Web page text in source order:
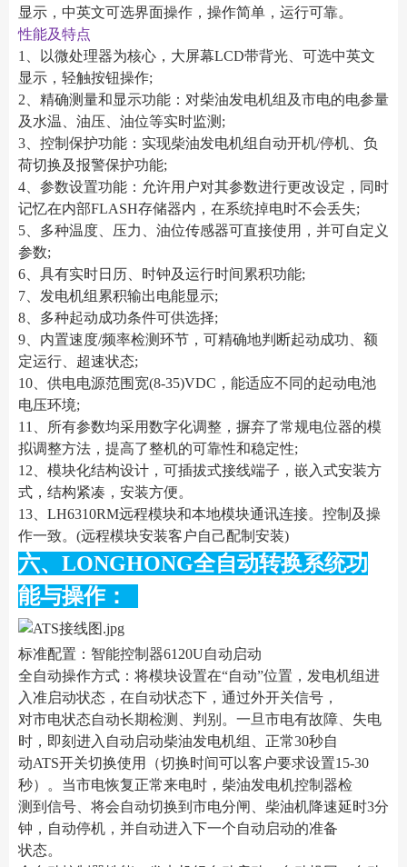
显示，中英文可选界面操作，操作简单，运行可靠。
性能及特点
1、以微处理器为核心，大屏幕LCD带背光、可选中英文
显示，轻触按钮操作;
2、精确测量和显示功能：对柴油发电机组及市电的电参量
及水温、油压、油位等实时监测;
3、控制保护功能：实现柴油发电机组自动开机/停机、负
荷切换及报警保护功能;
4、参数设置功能：允许用户对其参数进行更改设定，同时
记忆在内部FLASH存储器内，在系统掉电时不会丢失;
5、多种温度、压力、油位传感器可直接使用，并可自定义
参数;
6、具有实时日历、时钟及运行时间累积功能;
7、发电机组累积输出电能显示;
8、多种起动成功条件可供选择;
9、内置速度/频率检测环节，可精确地判断起动成功、额
定运行、超速状态;
10、供电电源范围宽(8-35)VDC，能适应不同的起动电池
电压环境;
11、所有参数均采用数字化调整，摒弃了常规电位器的模
拟调整方法，提高了整机的可靠性和稳定性;
12、模块化结构设计，可插拔式接线端子，嵌入式安装方
式，结构紧凑，安装方便。
13、LH6310RM远程模块和本地模块通讯连接。控制及操
作一致。(远程模块安装客户自己配制安装)
六、LONGHONG全自动转换系统功
能与操作：
标准配置：智能控制器6120U自动启动
全自动操作方式：将模块设置在“自动”位置，发电机组进
入准启动状态，在自动状态下，通过外开关信号，
对市电状态自动长期检测、判别。一旦市电有故障、失电
时，即刻进入自动启动柴油发电机组、正常30秒自
动ATS开关切换使用（切换时间可以客户要求设置15-30
秒）。当市电恢复正常来电时，柴油发电机控制器检
测到信号、将会自动切换到市电分闸、柴油机降速延时3分
钟，自动停机，并自动进入下一个自动启动的准备
状态。